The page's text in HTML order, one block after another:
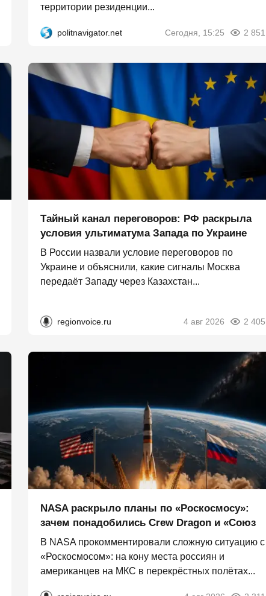
территории резиденции...
politnavigator.net Сегодня, 15:25 2 851
Тайный канал переговоров: РФ раскрыла
условия ультиматума Запада по Украине
В России назвали условие переговоров по
Украине и объяснили, какие сигналы Москва
передаёт Западу через Казахстан...
regionvoice.ru 4 авг 2026 2 405
NASA раскрыло планы по «Роскосмосу»:
зачем понадобились Crew Dragon и «Союз
В NASA прокомментировали сложную ситуацию с
«Роскосмосом»: на кону места россиян и
американцев на МКС в перекрёстных полётах...